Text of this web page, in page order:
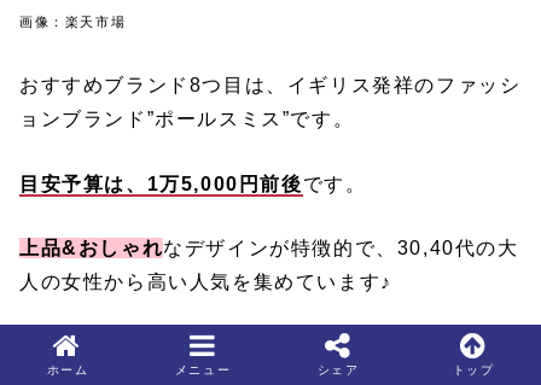
画像：楽天市場
おすすめブランド8つ目は、イギリス発祥のファッシ
ョンブランド”ポールスミス”です。
目安予算は、1万5,000円前後です。
上品&おしゃれなデザインが特徴的で、30,40代の大
人の女性から高い人気を集めています♪
ワンラインの花柄ですので、落ち着いたデザインが
好きな方に是非おすすめです。
ホーム メニュー シェア トップ